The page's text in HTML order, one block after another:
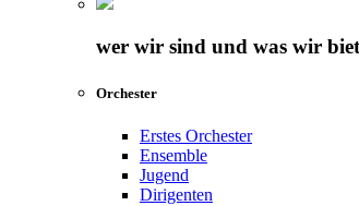
wer wir sind und was wir
Orchester
Erstes Orchester
Ensemble
Jugend
Dirigenten